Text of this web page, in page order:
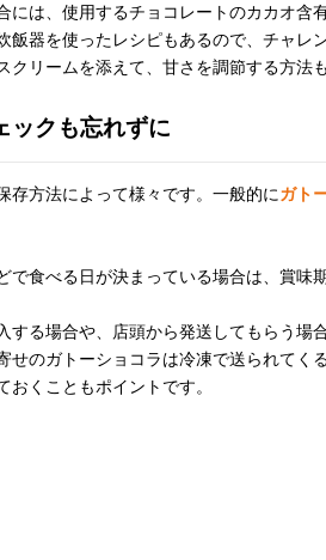
には、使用するチョコレートのカカオ含
飯器を使ったレシピもあるので、チャレ
クリームを添えて、甘さを調節する方法も
ックも忘れずに
存方法によって様々です。一般的にガト
で食べる日が決まっている場合は、賞味
する場合や、店頭から発送してもらう場
せのガトーショコラは冷凍で送られてく
おくこともポイントです。